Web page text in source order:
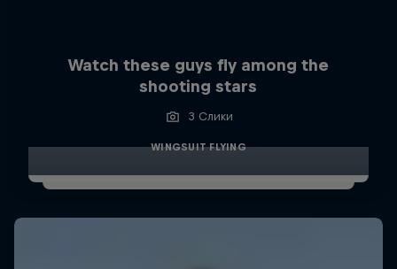
Watch these guys fly among the
shooting stars
3 Слики
WINGSUIT FLYING